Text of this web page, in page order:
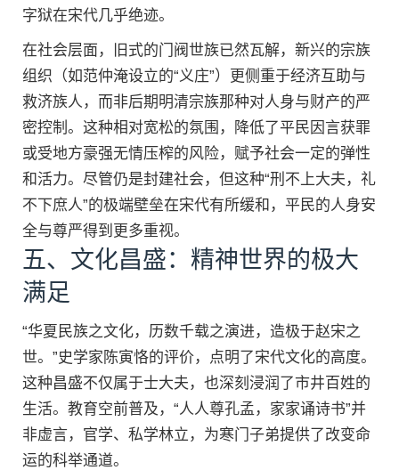
字狱在宋代几乎绝迹。
在社会层面，旧式的门阀世族已然瓦解，新兴的宗族
组织（如范仲淹设立的“义庄”）更侧重于经济互助与
救济族人，而非后期明清宗族那种对人身与财产的严
密控制。这种相对宽松的氛围，降低了平民因言获罪
或受地方豪强无情压榨的风险，赋予社会一定的弹性
和活力。尽管仍是封建社会，但这种“刑不上大夫，礼
不下庶人”的极端壁垒在宋代有所缓和，平民的人身安
全与尊严得到更多重视。
五、文化昌盛：精神世界的极大
满足
“华夏民族之文化，历数千载之演进，造极于赵宋之
世。”史学家陈寅恪的评价，点明了宋代文化的高度。
这种昌盛不仅属于士大夫，也深刻浸润了市井百姓的
生活。教育空前普及，“人人尊孔孟，家家诵诗书”并
非虚言，官学、私学林立，为寒门子弟提供了改变命
运的科举通道。